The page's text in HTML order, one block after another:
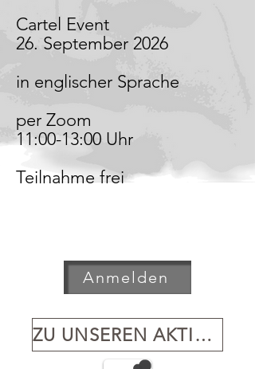
Cartel Event
26. September 2026
in englischer Sprache
per Zoom
11:00-13:00 Uhr
Teilnahme frei
Anmelden
ZU UNSEREN AKTIVITÄTEN